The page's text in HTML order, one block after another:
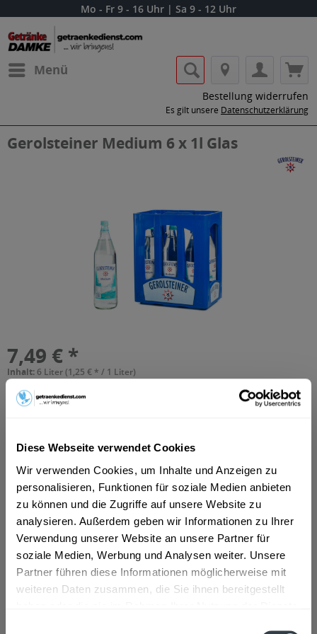
Diese Webseite verwendet Cookies
Wir verwenden Cookies, um Inhalte und Anzeigen zu
personalisieren, Funktionen für soziale Medien anbieten
zu können und die Zugriffe auf unsere Website zu
analysieren. Außerdem geben wir Informationen zu Ihrer
Verwendung unserer Website an unsere Partner für
soziale Medien, Werbung und Analysen weiter. Unsere
Partner führen diese Informationen möglicherweise mit
weiteren Daten zusammen, die Sie ihnen bereitgestellt
Mo - Fr 9 - 16 Uhr | Sa 9 - 12 Uhr
Menü
Bestellung widerrufen
Es gilt unsere Datenschutzerklärung
Gerolsteiner Medium 6 x 1l Glas
7,49 € *
Inhalt: 6 Liter (1,25 € * / 1 Liter)
Vorrätig
+2,40 € Pfand
In den Warenkorb
Hinzugefügt
Artikel-Nr.: 10749
Beschreibung
So beschreibt der Hersteller sein Produkt: "Gerolsteiner
Medium ist der ideale Begleiter für... mehr